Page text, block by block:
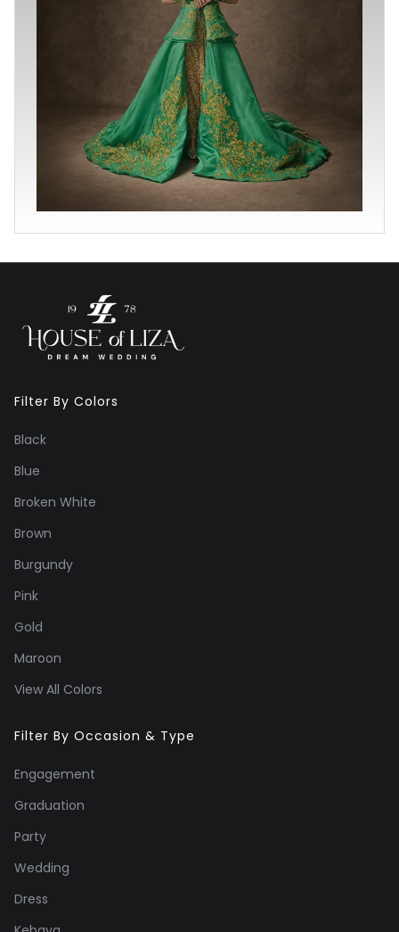
Filter By Colors
Black
Blue
Broken White
Brown
Burgundy
Pink
Gold
Maroon
View All Colors
Filter By Occasion & Type
Engagement
Graduation
Party
Wedding
Dress